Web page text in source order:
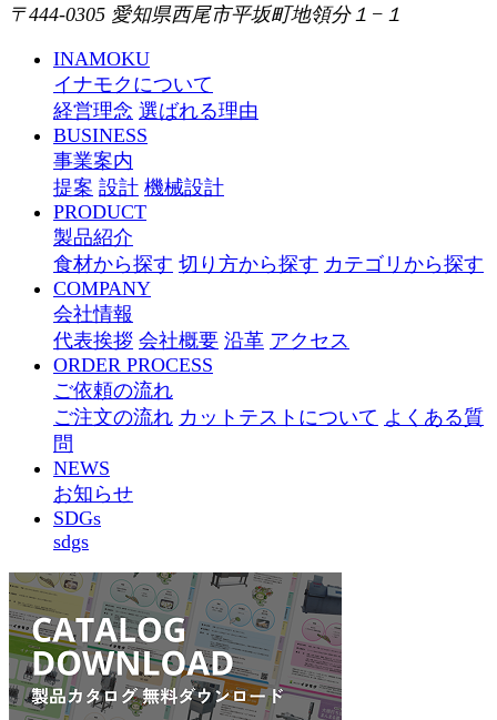
〒444-0305 愛知県西尾市平坂町地領分１−１
INAMOKU
イナモクについて
経営理念 選ばれる理由
BUSINESS
事業案内
提案 設計 機械設計
PRODUCT
製品紹介
食材から探す 切り方から探す カテゴリから探す
COMPANY
会社情報
代表挨拶 会社概要 沿革 アクセス
ORDER PROCESS
ご依頼の流れ
ご注文の流れ カットテストについて よくある質
問
NEWS
お知らせ
SDGs
sdgs